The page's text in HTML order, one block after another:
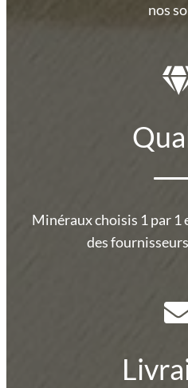
nos
Minéraux choisis 1 par
des